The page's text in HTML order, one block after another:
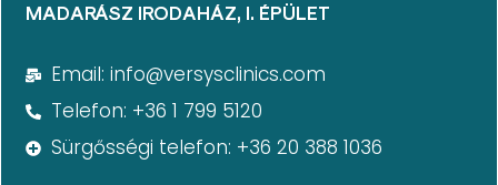
MADARÁSZ IRODAHÁZ, I. ÉPÜLET
Email: info@versysclinics.com
Telefon: +36 1 799 5120
Sürgősségi telefon: +36 20 388 1036